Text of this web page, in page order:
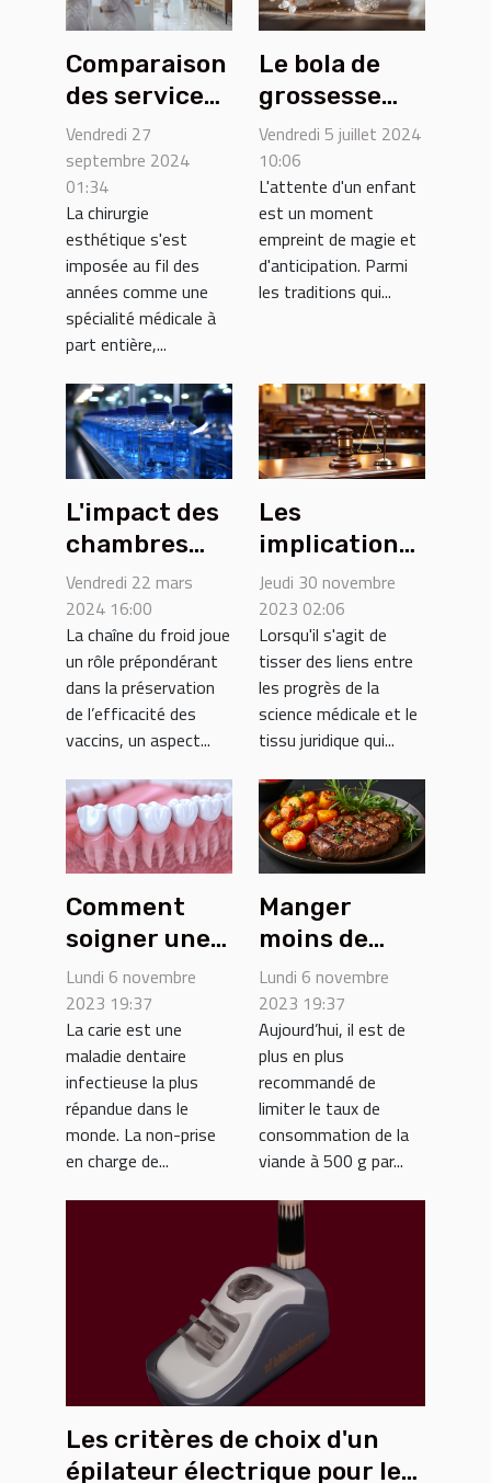
Comparaison
des services
offerts par
les
principales
cliniques de
chirurgie
esthétique
Vendredi 27
septembre 2024
01:34
La chirurgie
esthétique s'est
imposée au fil des
années comme une
spécialité médicale à
part entière,...
Le bola de
grossesse
personnalisé
: un cadeau
unique pour
chaque
future
maman
Vendredi 5 juillet 2024
10:06
L'attente d'un enfant
est un moment
empreint de magie et
d'anticipation. Parmi
les traditions qui...
L'impact des
chambres
froides sur la
conservation
des vaccins
Vendredi 22 mars
2024 16:00
La chaîne du froid joue
un rôle prépondérant
dans la préservation
de l’efficacité des
vaccins, un aspect...
Les
implications
juridiques
des avancées
médicales
sur la
législation
française
Jeudi 30 novembre
2023 02:06
Lorsqu'il s'agit de
tisser des liens entre
les progrès de la
science médicale et le
tissu juridique qui...
Comment
soigner une
carie ?
Lundi 6 novembre
2023 19:37
La carie est une
maladie dentaire
infectieuse la plus
répandue dans le
monde. La non-prise
en charge de...
Manger
moins de
viande : quels
bienfaits ?
Lundi 6 novembre
2023 19:37
Aujourd’hui, il est de
plus en plus
recommandé de
limiter le taux de
consommation de la
viande à 500 g par...
Les critères de choix d'un
épilateur électrique pour les